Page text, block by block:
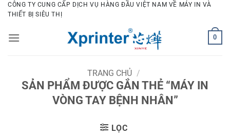
Bỏ
qua
dung
CÔNG TY CUNG CẤP DỊCH VỤ HÀNG ĐẦU VIỆT NAM VỀ MÁY IN VÀ
THIẾT BỊ SIÊU THỊ
0
TRANG CHỦ /
SẢN PHẨM ĐƯỢC GẮN THẺ “MÁY IN
VÒNG TAY BỆNH NHÂN”
LỌC